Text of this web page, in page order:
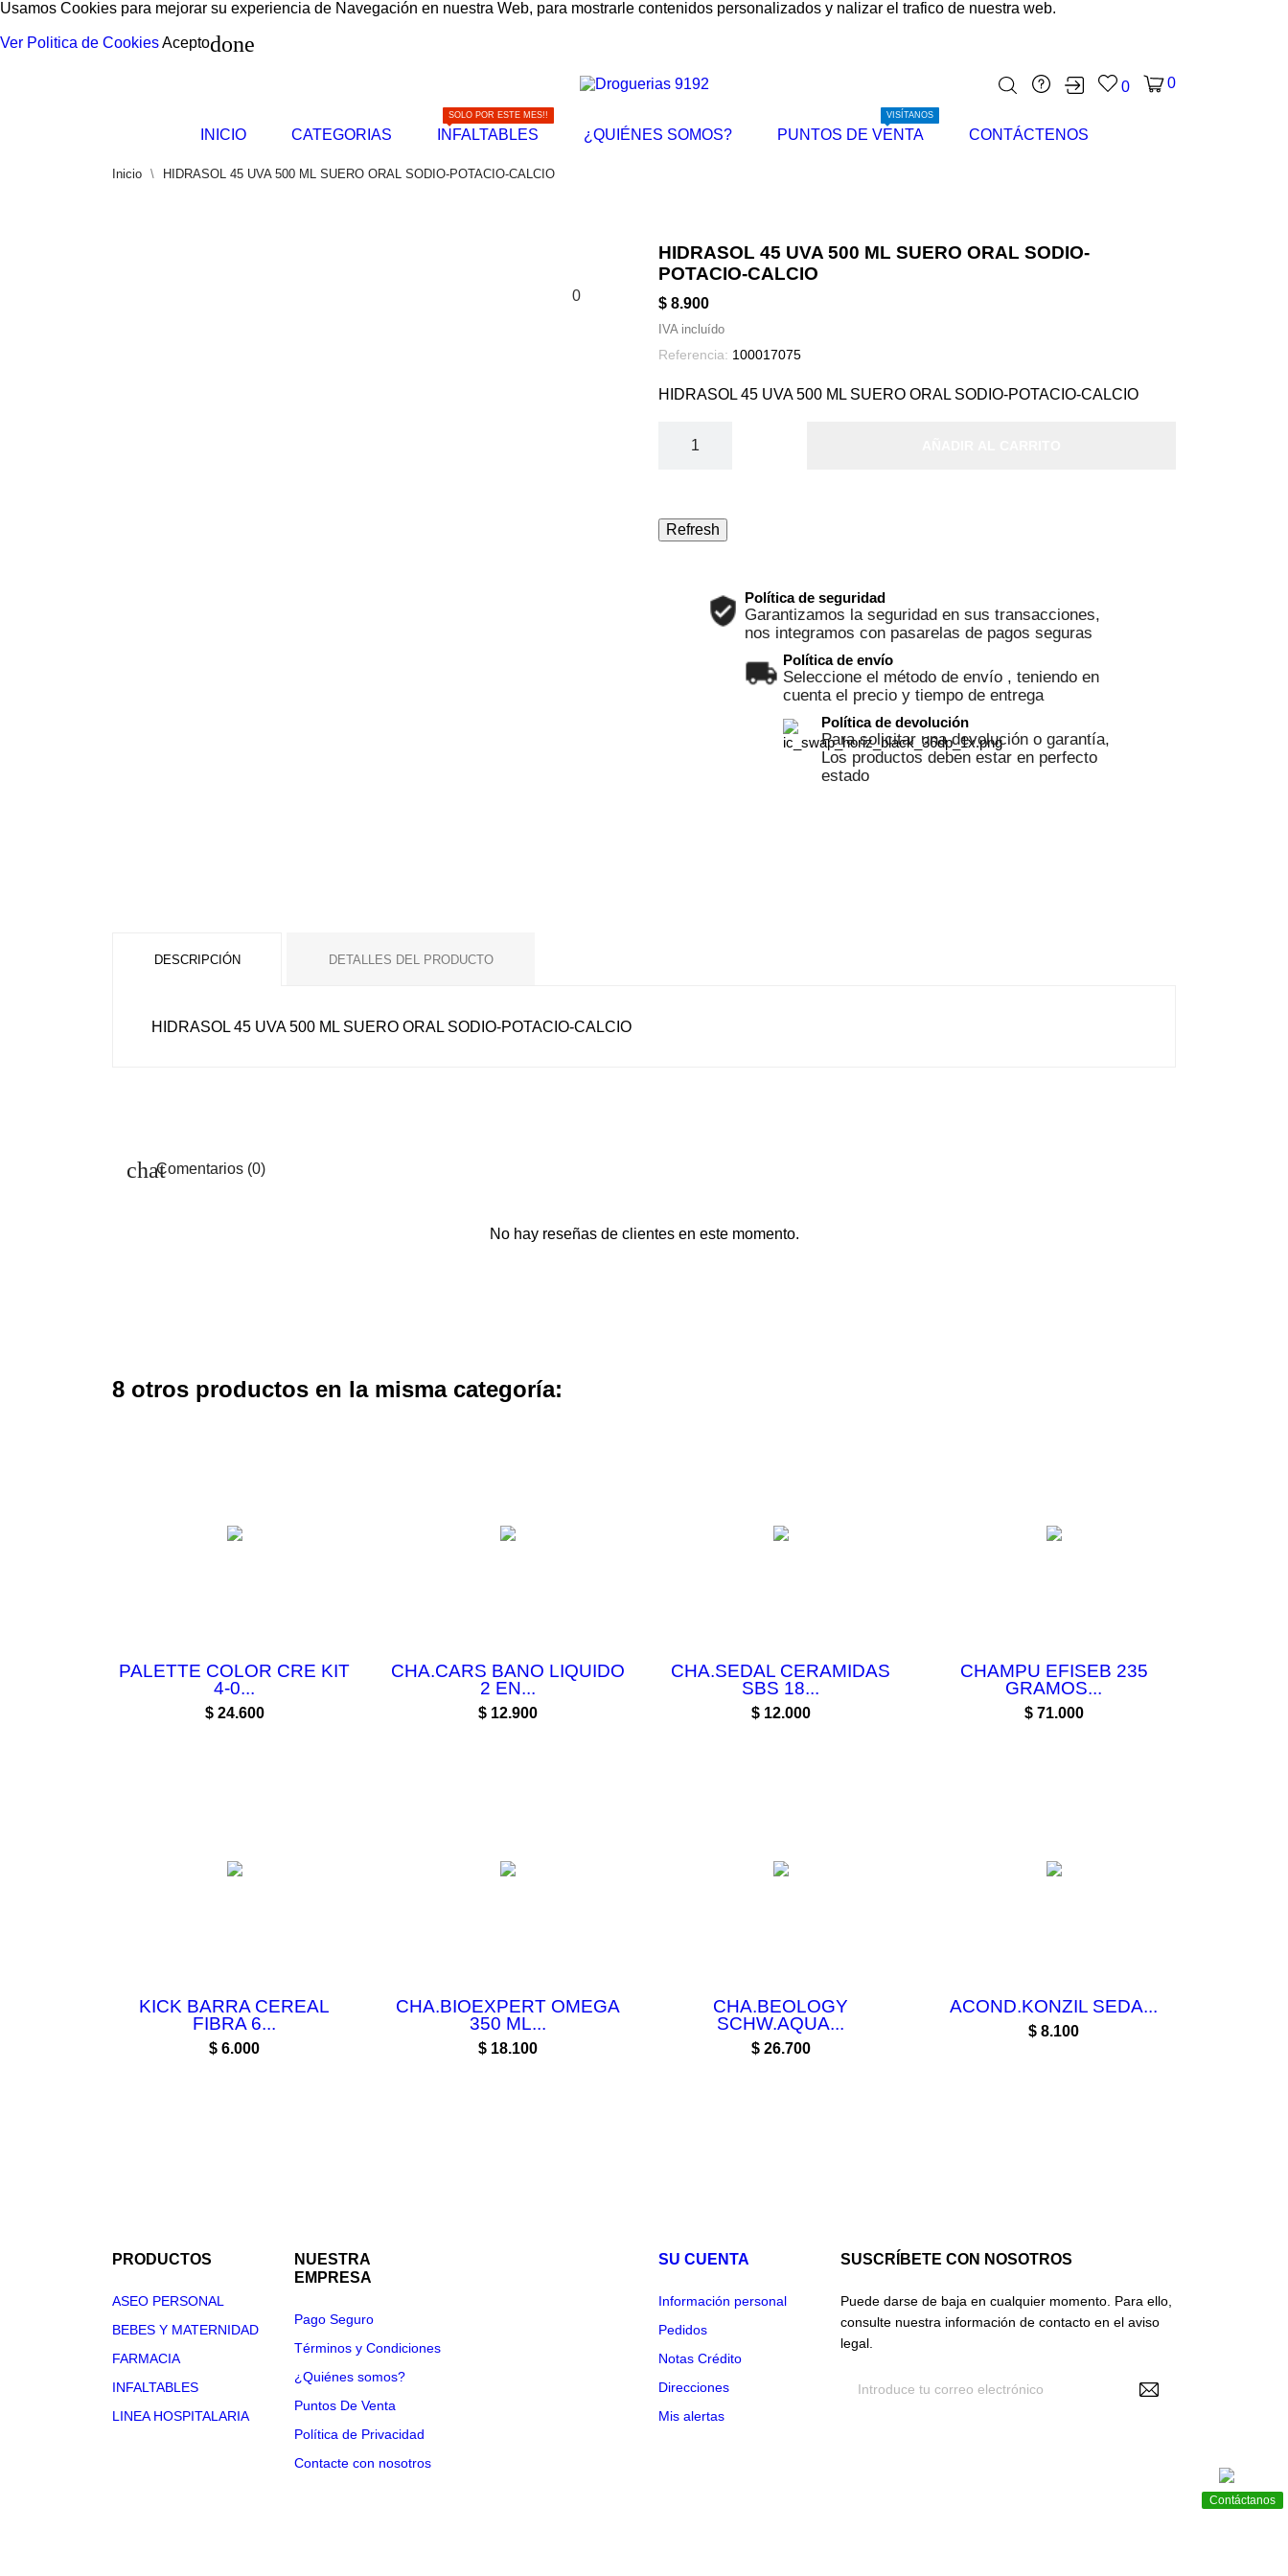
Usamos Cookies para mejorar su experiencia de Navegación en nuestra Web, para mostrarle contenidos personalizados y nalizar el trafico de nuestra web.
Ver Politica de CookiesAceptodone
0 0
INICIO CATEGORIAS INFALTABLES
SOLO POR ESTE MES!!
¿QUIÉNES SOMOS? PUNTOS DE VENTA
VISÍTANOS
CONTÁCTENOS
Inicio HIDRASOL 45 UVA 500 ML SUERO ORAL SODIO-POTACIO-CALCIO
0
HIDRASOL 45 UVA 500 ML SUERO ORAL SODIO-
POTACIO-CALCIO
$ 8.900
IVA incluído
Referencia: 100017075
HIDRASOL 45 UVA 500 ML SUERO ORAL SODIO-POTACIO-CALCIO
Política de seguridad
Garantizamos la seguridad en sus transacciones,
nos integramos con pasarelas de pagos seguras
Política de envío
Seleccione el método de envío , teniendo en
cuenta el precio y tiempo de entrega
Política de devolución
Para solicitar una devolución o garantía,
Los productos deben estar en perfecto
estado
DESCRIPCIÓN DETALLES DEL PRODUCTO
HIDRASOL 45 UVA 500 ML SUERO ORAL SODIO-POTACIO-CALCIO
Comentarios (0)
No hay reseñas de clientes en este momento.
8 otros productos en la misma categoría:
PALETTE COLOR CRE KIT
4-0...
Precio
$ 24.600
CHA.CARS BANO LIQUIDO
2 EN...
Precio
$ 12.900
CHA.SEDAL CERAMIDAS
SBS 18...
Precio
$ 12.000
CHAMPU EFISEB 235
GRAMOS...
Precio
$ 71.000
KICK BARRA CEREAL
FIBRA 6...
Precio
$ 6.000
CHA.BIOEXPERT OMEGA
350 ML...
Precio
$ 18.100
CHA.BEOLOGY
SCHW.AQUA...
Precio
$ 26.700
ACOND.KONZIL SEDA...
Precio
$ 8.100
PRODUCTOS
ASEO PERSONAL
BEBES Y MATERNIDAD
FARMACIA
INFALTABLES
LINEA HOSPITALARIA
NUESTRA
EMPRESA
Pago Seguro
Términos y Condiciones
¿Quiénes somos?
Puntos De Venta
Política de Privacidad
Contacte con nosotros
SU CUENTA
Información personal
Pedidos
Notas Crédito
Direcciones
Mis alertas
Contáctanos
SUSCRÍBETE CON NOSOTROS
Puede darse de baja en cualquier momento. Para ello,
consulte nuestra información de contacto en el aviso
legal.